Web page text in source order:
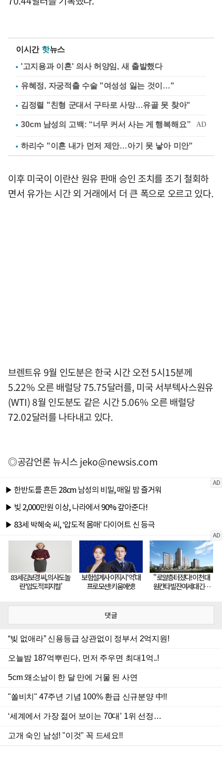
이시간 핫뉴스
'고지용과 이혼' 의사 허양임, 새 출발했다
유혜정, 자궁적출 수술 "여성성 잃는 것이…"
김정렬 "친형 군대서 구타로 사망…유골 못 찾아"
하리수 "이혼 내가 먼저 제안…아기 못 낳아 미안"
이후 미국이 이란산 원유 판매 승인 조치를 조기 철회하
면서 유가는 시간 외 거래에서 더 큰 폭으로 오르고 있다.
브렌트유 9월 인도분은 한국 시간 오전 5시15분께
5.22% 오른 배럴당 75.75달러를, 미국 서부텍사스원유
(WTI) 8월 인도분도 같은 시간 5.06% 오른 배럴당
72.02달러를 나타내고 있다.
◎공감언론 뉴시스jeko@newsis.com
댓글